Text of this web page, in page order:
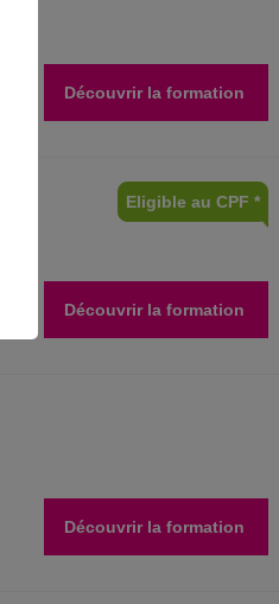
Découvrir la formation
Eligible au CPF *
Découvrir la formation
Découvrir la formation